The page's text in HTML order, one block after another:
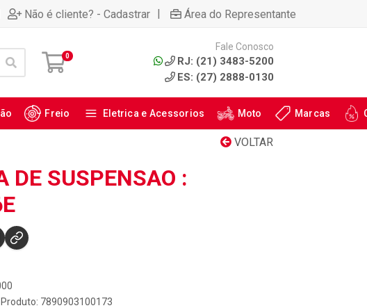
Não é cliente? - Cadastrar | Área do Representante
0
Fale Conosco
RJ: (21) 3483-5200
ES: (27) 2888-0130
Freio Eletrica e Acessorios Moto Marcas
VOLTAR
DE SUSPENSAO :
7890903100173